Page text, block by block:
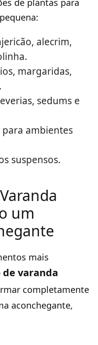
de plantas para
alecrim,
margaridas,
sedums e
ambientes
suspensos.
um
mais
de varanda
completamente
aconchegante,